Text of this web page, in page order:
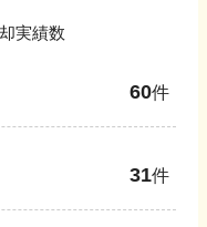
実績数
60件
31件